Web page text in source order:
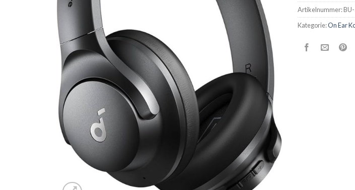
Artikelnummer:
Kategorie:On Ear